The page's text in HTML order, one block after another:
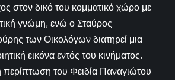
στον δικό του κομματικό χώρο με
γνώμη, ενώ ο Σταύρος
των Οικολόγων διατηρεί μια
εικόνα εντός του κινήματος.
περίπτωση του Φειδία Παναγιώτου